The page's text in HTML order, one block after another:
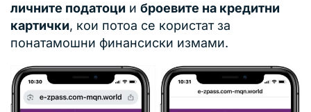
личните податоци и броевите на кредитни
картички, кои потоа се користат за
понатамошни финансиски измами.